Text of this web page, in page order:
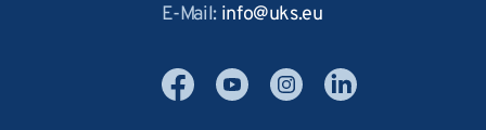
E-Mail: info ukseu